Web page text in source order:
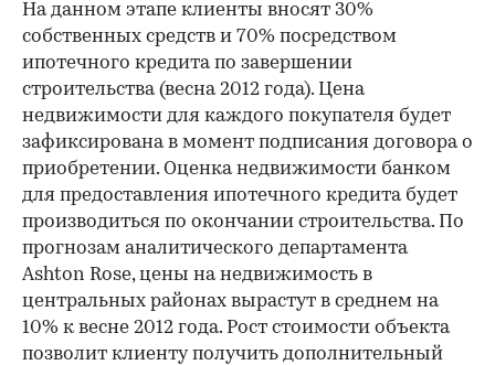
На данном этапе клиенты вносят 30%
собственных средств и 70% посредством
ипотечного кредита по завершении
строительства (весна 2012 года). Цена
недвижимости для каждого покупателя будет
зафиксирована в момент подписания договора о
приобретении. Оценка недвижимости банком
для предоставления ипотечного кредита будет
производиться по окончании строительства. По
прогнозам аналитического департамента
Ashton Rose, цены на недвижимость в
центральных районах вырастут в среднем на
10% к весне 2012 года. Рост стоимости объекта
позволит клиенту получить дополнительный